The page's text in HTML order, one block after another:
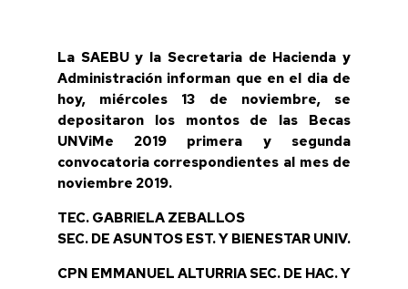
La SAEBU y la Secretaria de Hacienda y
Administración informan que en el dia de
hoy, miércoles 13 de noviembre, se
depositaron los montos de las Becas
UNViMe 2019 primera y segunda
convocatoria correspondientes al mes de
noviembre 2019.
TEC. GABRIELA ZEBALLOS
SEC. DE ASUNTOS EST. Y BIENESTAR UNIV.
CPN EMMANUEL ALTURRIA SEC. DE HAC. Y